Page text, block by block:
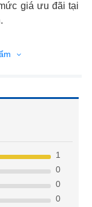
giá ưu đãi tại
0
0
0
1